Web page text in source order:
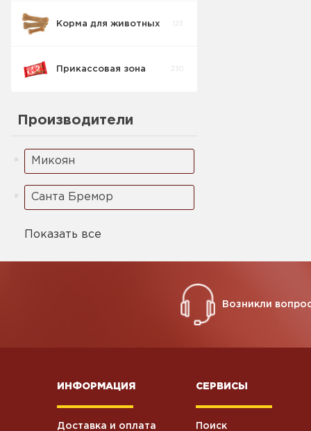
Корма для животных 123
Прикассовая зона 230
Производители
Микоян
Санта Бремор
Показать все
Возникли
ИНФОРМАЦИЯ
Доставка и оплата
СЕРВИСЫ
Поиск